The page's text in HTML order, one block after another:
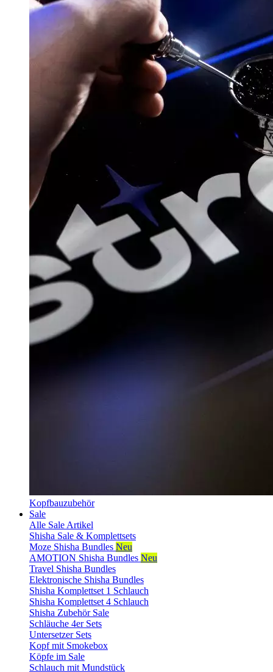
Kopfbauzubehör
Sale
Alle Sale Artikel
Shisha Sale & Komplettsets
Moze Shisha Bundles Neu
AMOTION Shisha Bundles Neu
Travel Shisha Bundles
Elektronische Shisha Bundles
Shisha Komplettset 1 Schlauch
Shisha Komplettset 4 Schlauch
Shisha Zubehör Sale
Schläuche 4er Sets
Untersetzer Sets
Kopf mit Smokebox
Köpfe im Sale
Schlauch mit Mundstück